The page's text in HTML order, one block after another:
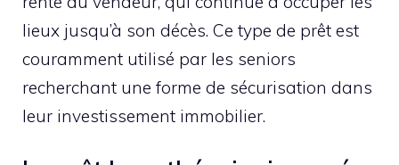
lieux jusqu’à son décès. Ce type de prêt est
couramment utilisé par les seniors
recherchant une forme de sécurisation dans
leur investissement immobilier.